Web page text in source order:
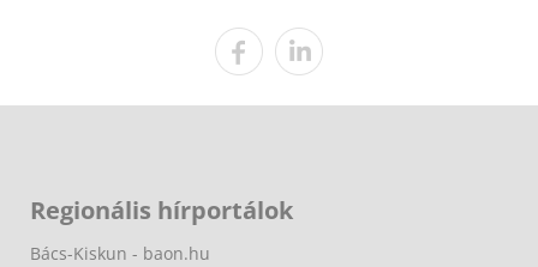
Regionális hírportálok
Bács-Kiskun - baon.hu